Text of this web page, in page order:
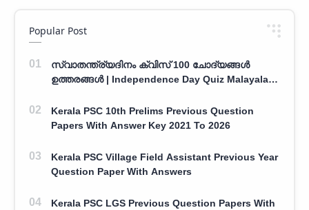
Popular Post
സ്വാതന്ത്ര്യദിനം ക്വിസ് 100 ചോദ്യങ്ങൾ
ഉത്തരങ്ങൾ | Independence Day Quiz Malayalam
Kerala PSC 10th Prelims Previous Question
Papers With Answer Key 2021 To 2026
Kerala PSC Village Field Assistant Previous Year
Question Paper With Answers
Kerala PSC LGS Previous Question Papers With